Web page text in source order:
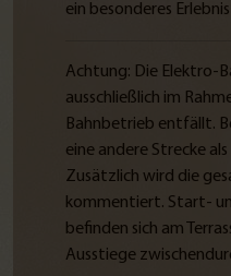
ein besonderes
Achtung: Die Elektro-
ausschließlich im
Bahnbetrieb entfällt.
eine andere Strecke
Zusätzlich wird die
kommentiert. Start-
befinden sich am
Ausstiege